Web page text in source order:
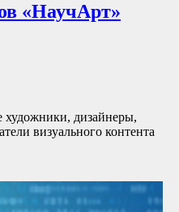
«НаучАрт»
художники, дизайнеры,
визуального контента